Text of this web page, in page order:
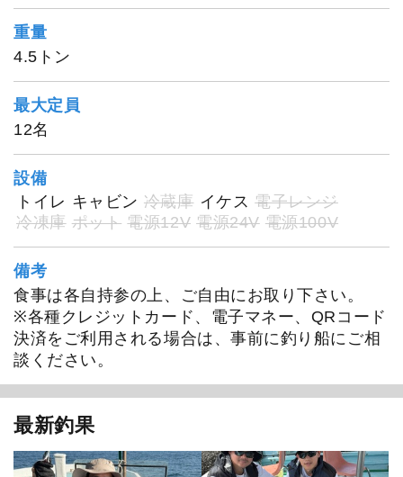
重量
4.5トン
最大定員
12名
設備
トイレ キャビン 冷蔵庫 イケス 電子レンジ
冷凍庫 ポット 電源12V 電源24V 電源100V
備考
食事は各自持参の上、ご自由にお取り下さい。
※各種クレジットカード、電子マネー、QRコード
決済をご利用される場合は、事前に釣り船にご相
談ください。
最新釣果